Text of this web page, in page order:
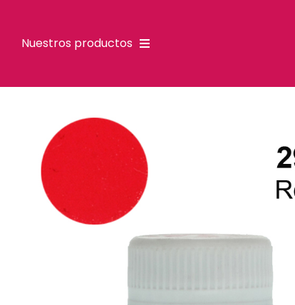
Nuestros productos